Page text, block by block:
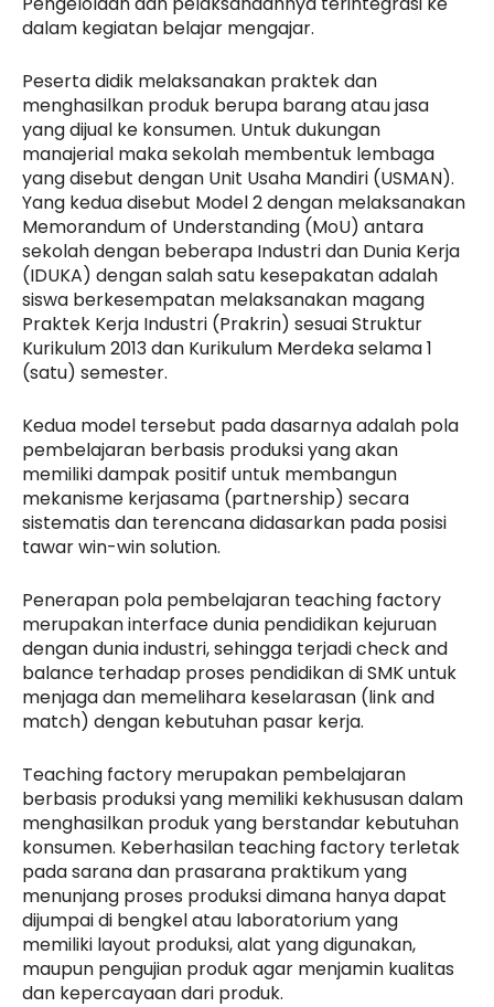
dalam kegiatan belajar mengajar.
Peserta didik melaksanakan praktek dan
menghasilkan produk berupa barang atau jasa
yang dijual ke konsumen. Untuk dukungan
manajerial maka sekolah membentuk lembaga
yang disebut dengan Unit Usaha Mandiri (USMAN).
Yang kedua disebut Model 2 dengan melaksanakan
Memorandum of Understanding (MoU) antara
sekolah dengan beberapa Industri dan Dunia Kerja
(IDUKA) dengan salah satu kesepakatan adalah
siswa berkesempatan melaksanakan magang
Praktek Kerja Industri (Prakrin) sesuai Struktur
Kurikulum 2013 dan Kurikulum Merdeka selama 1
(satu) semester.
Kedua model tersebut pada dasarnya adalah pola
pembelajaran berbasis produksi yang akan
memiliki dampak positif untuk membangun
mekanisme kerjasama (partnership) secara
sistematis dan terencana didasarkan pada posisi
tawar win-win solution.
Penerapan pola pembelajaran teaching factory
merupakan interface dunia pendidikan kejuruan
dengan dunia industri, sehingga terjadi check and
balance terhadap proses pendidikan di SMK untuk
menjaga dan memelihara keselarasan (link and
match) dengan kebutuhan pasar kerja.
Teaching factory merupakan pembelajaran
berbasis produksi yang memiliki kekhususan dalam
menghasilkan produk yang berstandar kebutuhan
konsumen. Keberhasilan teaching factory terletak
pada sarana dan prasarana praktikum yang
menunjang proses produksi dimana hanya dapat
dijumpai di bengkel atau laboratorium yang
memiliki layout produksi, alat yang digunakan,
maupun pengujian produk agar menjamin kualitas
dan kepercayaan dari produk.